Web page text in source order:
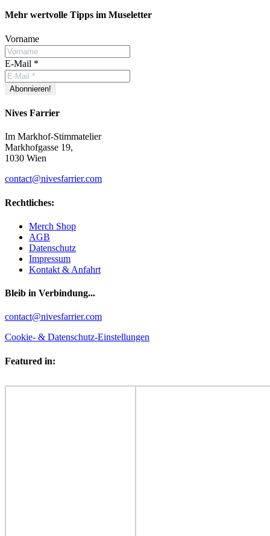
Facebook
YouTube
Instagram
Mehr wertvolle Tipps im Museletter
Vorname
E-Mail *
Nives Farrier
Im Markhof-Stimmatelier
Markhofgasse 19,
1030 Wien
contact@nivesfarrier.com
Rechtliches:
Merch Shop
AGB
Datenschutz
Impressum
Kontakt & Anfahrt
Bleib in Verbindung...
Facebook
YouTube
Instagram
contact@nivesfarrier.com
Cookie- & Datenschutz-Einstellungen
Featured in: